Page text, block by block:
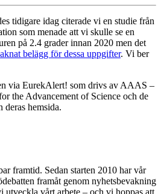
tidigare idag citerade vi en studie från
som menade att vi skulle se en
på 2.4 grader innan 2020 men det
belägg för dessa uppgifter. Vi ber
via EurekAlert! som drivs av AAAS –
the Advancement of Science och de
deras hemsida.
framtid. Sedan starten 2010 har vår
framåt genom nyhetsbevakning
vårt arbete – och vi hoppas att